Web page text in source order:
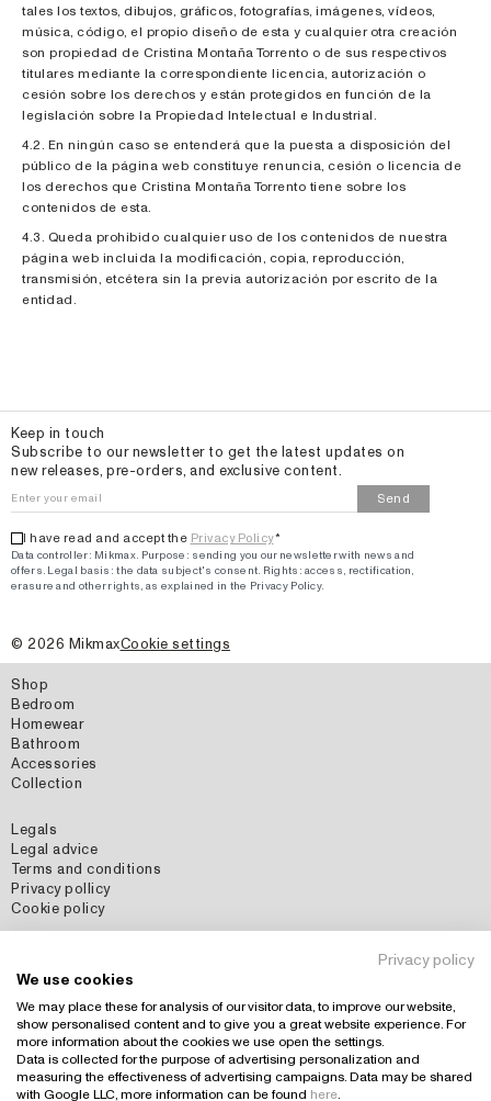
tales los textos, dibujos, gráficos, fotografías, imágenes, vídeos,
música, código, el propio diseño de esta y cualquier otra creación
son propiedad de Cristina Montaña Torrento o de sus respectivos
titulares mediante la correspondiente licencia, autorización o
cesión sobre los derechos y están protegidos en función de la
legislación sobre la Propiedad Intelectual e Industrial.
4.2. En ningún caso se entenderá que la puesta a disposición del
público de la página web constituye renuncia, cesión o licencia de
los derechos que Cristina Montaña Torrento tiene sobre los
contenidos de esta.
4.3. Queda prohibido cualquier uso de los contenidos de nuestra
página web incluida la modificación, copia, reproducción,
transmisión, etcétera sin la previa autorización por escrito de la
entidad.
Keep in touch
Subscribe to our newsletter to get the latest updates on
new releases, pre-orders, and exclusive content.
Email
Send
I have read and accept the Privacy Policy*
Data controller: Mikmax. Purpose : sending you our newsletter with news and
offers Legal basis: the data subject's consent. Rights: access, rectification,
erasure and other rights, as explained in the Privacy Policy.
© 2026 MikmaxCookie settings
Shop
Bedroom
Homewear
Bathroom
Accessories
Collection
Legals
Legal advice
Terms and conditions
Privacy pollicy
Cookie policy
Instagram
Country: España (EUR)
Privacy policy
We use cookies
We may place these for analysis of our visitor data, to improve our website,
show personalised content and to give you a great website experience. For
more information about the cookies we use open the settings.
Data is collected for the purpose of advertising personalization and
measuring the effectiveness of advertising campaigns. Data may be shared
with Google LLC, more information can be found here